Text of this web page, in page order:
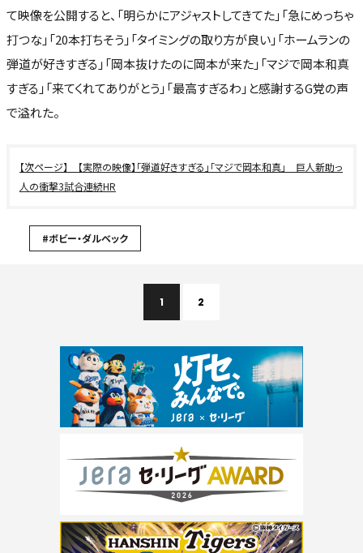
て映像を公開すると、「明らかにアジャストしてきてた」「急にめっちゃ
打つな」「20本打ちそう」「タイミングの取り方が良い」「ホームランの
弾道が好きすぎる」「岡本抜けたのに岡本が来た」「マジで岡本和真
すぎる」「来てくれてありがとう」「最高すぎるわ」と感謝するG党の声
で溢れた。
【実際の映像】「弾道好きすぎる」「マジで岡本和真」 巨人新助っ
人の衝撃3試合連続HR
#ボビー・ダルベック
1 2